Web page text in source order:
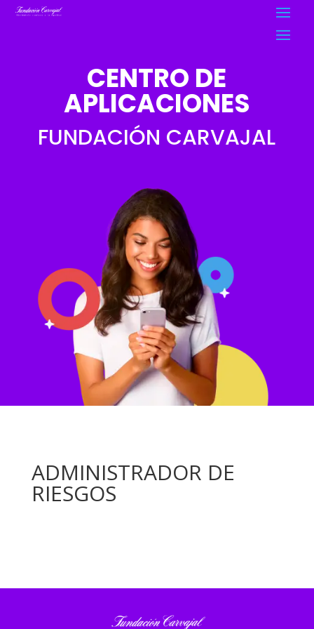
CENTRO DE
APLICACIONES
FUNDACIÓN CARVAJAL
ADMINISTRADOR DE
RIESGOS